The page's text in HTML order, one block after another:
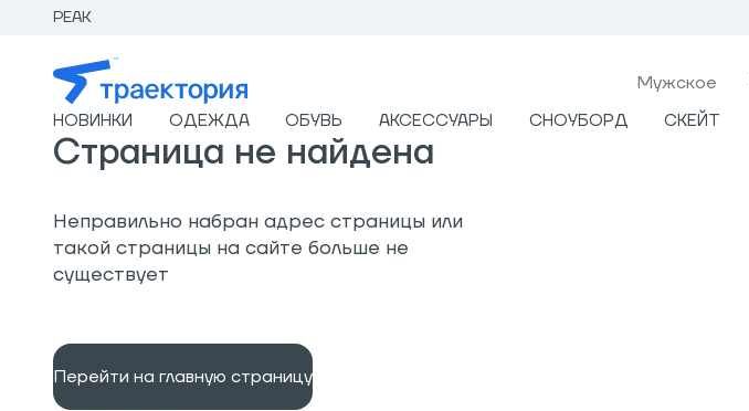
PEAK
Мужcкое
НОВИНКИ ОДЕЖДА ОБУВЬ АКСЕССУАРЫ СНОУБОРД СКЕЙТ
Страница не найдена
Неправильно набран адрес страницы или
такой страницы на сайте больше не
существует
Перейти на главную страницу